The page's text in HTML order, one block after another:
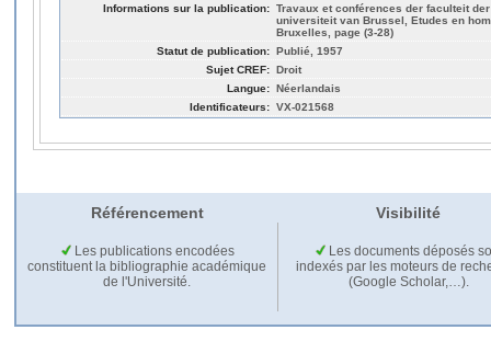
Informations sur la publication: Travaux et conférences der faculteit
universiteit van Brussel, Etudes en
Bruxelles, page (3-28)
Statut de publication: Publié, 1957
Sujet CREF: Droit
Langue: Néerlandais
Identificateurs: VX-021568
Référencement Visibilité
Les publications encodées
constituent la bibliographie académique
de l'Université.
Les documents déposés
indexés par les moteurs de
(Google Scholar,…).